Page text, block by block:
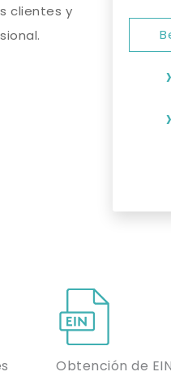
clientes y
Obtención de EIN